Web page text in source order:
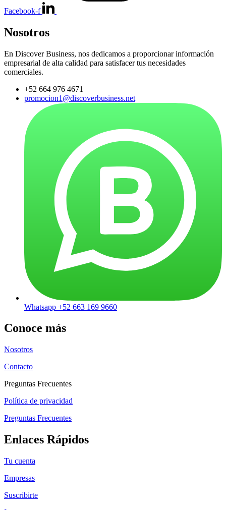
Facebook-f
Nosotros
En Discover Business, nos dedicamos a proporcionar información
empresarial de alta calidad para satisfacer tus necesidades
comerciales.
+52 664 976 4671
promocion1@discoverbusiness.net
Whatsapp +52 663 169 9660
Conoce más
Nosotros
Contacto
Preguntas Frecuentes
Política de privacidad
Preguntas Frecuentes
Enlaces Rápidos
Tu cuenta
Empresas
Suscribirte